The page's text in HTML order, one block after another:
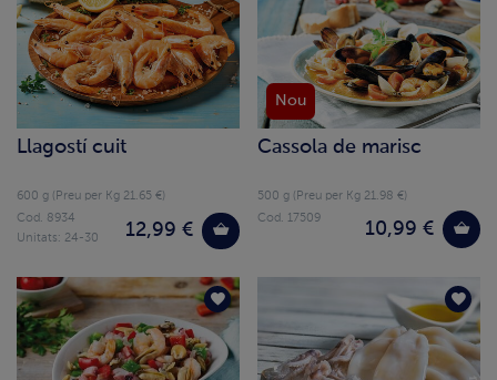
Llagostí cuit
600 g (Preu per Kg 21.65 €)
12,99 €
Cod. 8934
Unitats: 24-30
Nou
Cassola de marisc
500 g (Preu per Kg 21.98 €)
10,99 €
Cod. 17509